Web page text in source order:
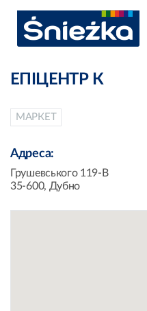
ЕПІЦЕНТР К
МАРКЕТ
Адреса:
Грушевського 119-В
35-600, Дубно